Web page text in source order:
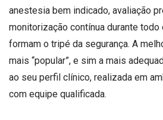
anestesia bem indicado, avaliação
monitorização contínua durante
formam o tripé da segurança. A
mais “popular”, e sim a mais
ao seu perfil clínico, realizada em
com equipe qualificada.